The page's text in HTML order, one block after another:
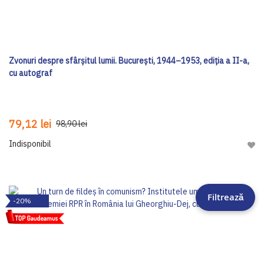
Zvonuri despre sfârșitul lumii. București, 1944–1953, ediția a II-a,
cu autograf
79,12 lei 98,90 lei
Indisponibil
-20% Filtrează